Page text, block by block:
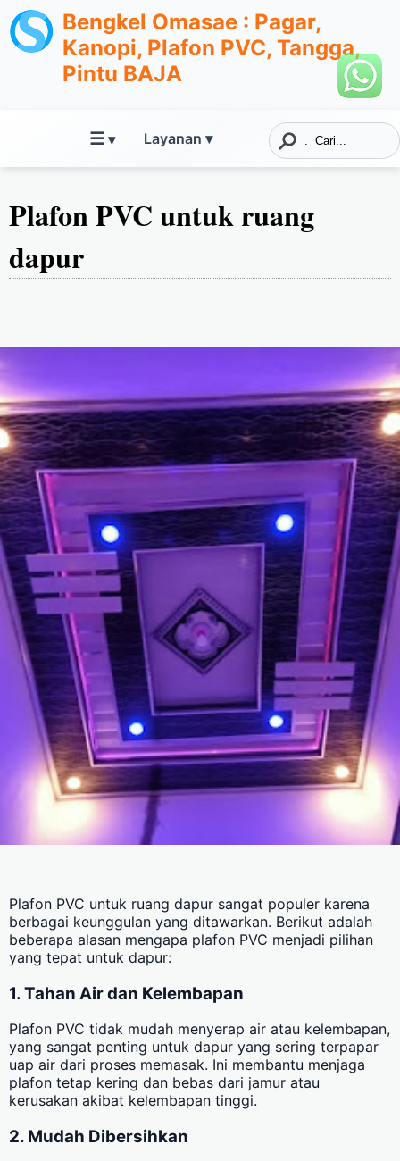
Bengkel Omasae : Pagar,
Kanopi, Plafon PVC, Tangga,
Pintu BAJA
☰ ▾ Layanan ▾
Plafon PVC untuk ruang
dapur
Plafon PVC untuk ruang dapur sangat populer karena
berbagai keunggulan yang ditawarkan. Berikut adalah
beberapa alasan mengapa plafon PVC menjadi pilihan
yang tepat untuk dapur:
1. Tahan Air dan Kelembapan
Plafon PVC tidak mudah menyerap air atau kelembapan,
yang sangat penting untuk dapur yang sering terpapar
uap air dari proses memasak. Ini membantu menjaga
plafon tetap kering dan bebas dari jamur atau
kerusakan akibat kelembapan tinggi.
2. Mudah Dibersihkan